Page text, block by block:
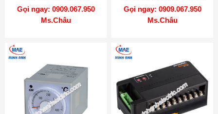
Model ENC
Gọi ngay: 0909.067.950
Ms.Châu
ATS
Gọi ngay: 0909.067.950
Ms.Châu